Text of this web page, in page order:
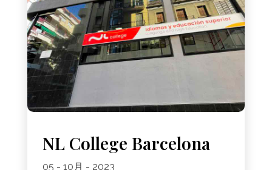
NL College Barcelona
05 - 10月 - 2023